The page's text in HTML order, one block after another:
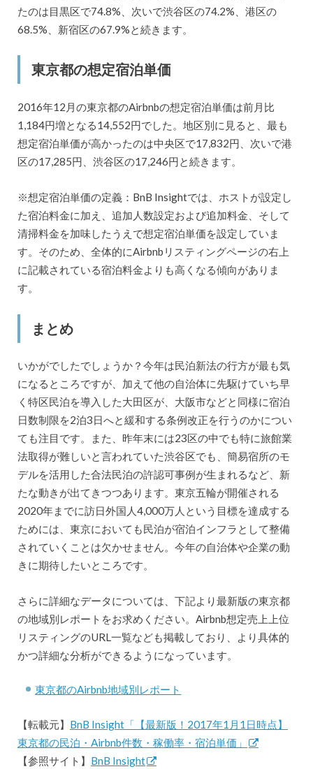
たのは目黒区で74.8%、次いで渋谷区の74.2%、港区の
68.5%、新宿区の67.9%と続きます。
東京都の想定宿泊単価
2016年12月の東京都のAirbnbの想定宿泊単価は前月比
1,184円増となる14,552円でした。地区別に見ると、最も
想定宿泊単価が高かったのは中央区で17,832円、次いで港
区の17,285円、渋谷区の17,246円と続きます。
※想定宿泊単価の定義：BnB Insightでは、ホストが設定し
た宿泊料金に加え、追加人数設定および追加料金、そして
清掃料金を加味したうえで想定宿泊単価を設定していま
す。そのため、全体的にAirbnbリスティングページの右上
に記載されている宿泊料金よりも高くなる傾向がありま
す。
まとめ
いかがでしたでしょうか？今年は民泊新法の行方が最も気
になるところですが、加えて他の自治体に先駆けていち早
く特区民泊を導入した大田区が、大阪市などと同様に宿泊
日数制限を2泊3日へと緩和する条例改正を行うのかについ
ても注目です。また、昨年末には23区の中でも特に旅館業
法取得が難しいと言われていた渋谷区でも、簡易宿所のモ
デルを活用した合法民泊の許認可事例が生まれるなど、新
たな動きが出てきつつあります。東京五輪が開催される
2020年までに訪日外国人4,000万人という目標を達成する
ためには、東京においても民泊が宿泊インフラとして整備
されていくことは欠かせません。今年の自治体や企業の動
きに期待したいところです。
さらに詳細なデータについては、下記より最新版の東京都
の地域別レポートをお求めください。Airbnb想定売上上位
リスティングのURL一覧なども掲載しており、より具体的
かつ詳細な分析ができるようになっています。
東京都のAirbnb地域別レポート
【転載元】 BnB Insight「【最新版！2017年1月1日時点】
東京都の民泊・Airbnb件数・稼働率・宿泊単価」
【参照サイト】 BnB Insight